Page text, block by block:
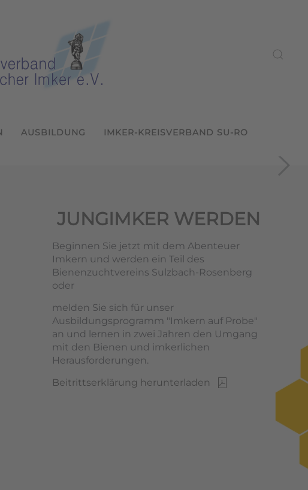
AUSBILDUNG IMKER-KREISVERBAND SU-RO
JUNGIMKER WERDEN
Beginnen Sie jetzt mit dem Abenteuer
Imkern und werden ein Teil des
Bienenzuchtvereins Sulzbach-Rosenberg
oder
melden Sie sich für unser
Ausbildungsprogramm "Imkern auf Probe"
an und lernen in zwei Jahren den Umgang
mit den Bienen und imkerlichen
Herausforderungen.
Beitrittserklärung herunterladen